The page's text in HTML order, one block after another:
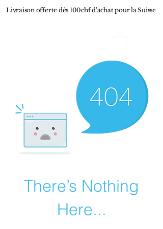
Livraison offerte dès 100chf d'achat pour la Suisse
There’s Nothing
Here...